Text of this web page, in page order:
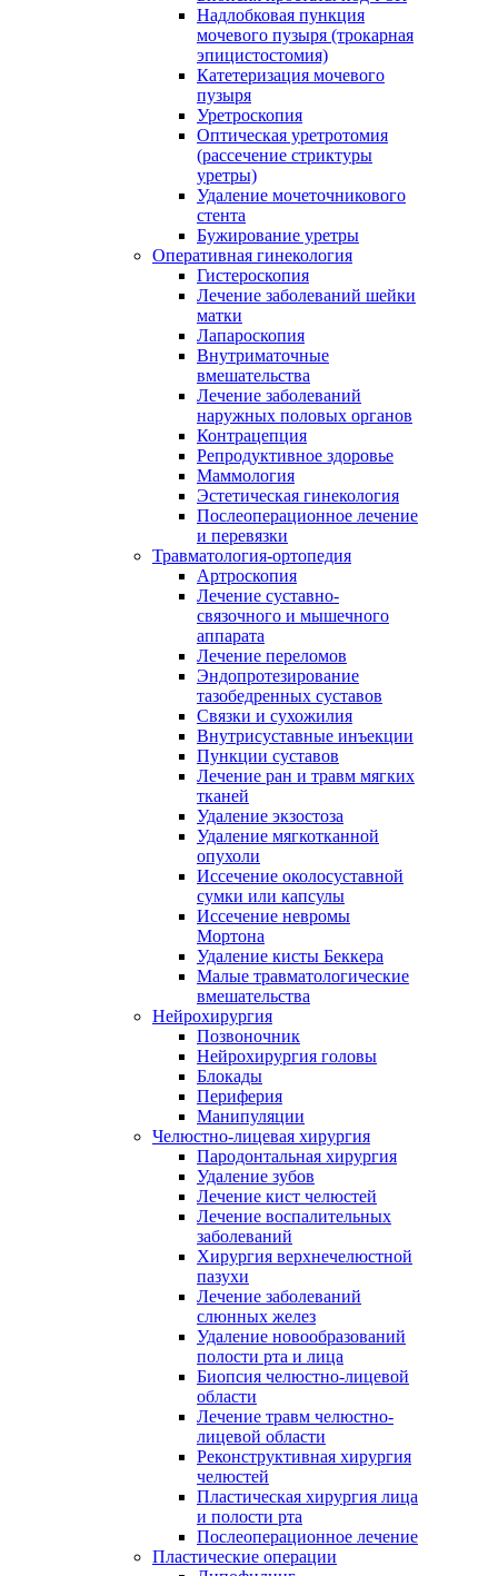
Надлобковая пункция
мочевого пузыря (трокарная
эпицистостомия)
Катетеризация мочевого
пузыря
Уретроскопия
Оптическая уретротомия
(рассечение стриктуры
уретры)
Удаление мочеточникового
стента
Бужирование уретры
Оперативная гинекология
Гистероскопия
Лечение заболеваний шейки
матки
Лапароскопия
Внутриматочные
вмешательства
Лечение заболеваний
наружных половых органов
Контрацепция
Репродуктивное здоровье
Маммология
Эстетическая гинекология
Послеоперационное лечение
и перевязки
Травматология-ортопедия
Артроскопия
Лечение суставно-
связочного и мышечного
аппарата
Лечение переломов
Эндопротезирование
тазобедренных суставов
Связки и сухожилия
Внутрисуставные инъекции
Пункции суставов
Лечение ран и травм мягких
тканей
Удаление экзостоза
Удаление мягкотканной
опухоли
Иссечение околосуставной
сумки или капсулы
Иссечение невромы
Мортона
Удаление кисты Беккера
Малые травматологические
вмешательства
Нейрохирургия
Позвоночник
Нейрохирургия головы
Блокады
Периферия
Манипуляции
Челюстно-лицевая хирургия
Пародонтальная хирургия
Удаление зубов
Лечение кист челюстей
Лечение воспалительных
заболеваний
Хирургия верхнечелюстной
пазухи
Лечение заболеваний
слюнных желез
Удаление новообразований
полости рта и лица
Биопсия челюстно-лицевой
области
Лечение травм челюстно-
лицевой области
Реконструктивная хирургия
челюстей
Пластическая хирургия лица
и полости рта
Послеоперационное лечение
Пластические операции